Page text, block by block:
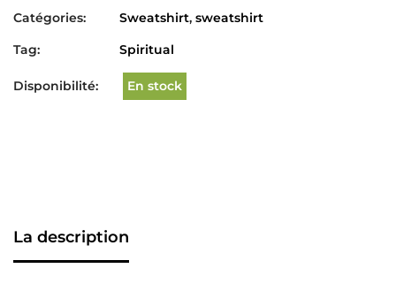
Catégories:
Sweatshirt, sweatshirt
Tag:
Spiritual
Disponibilité: En stock
La description